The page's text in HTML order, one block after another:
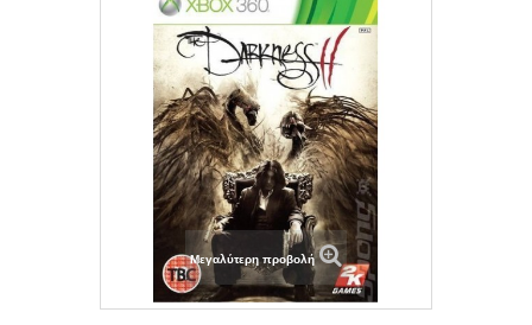
Μεγαλύτερη προβολή